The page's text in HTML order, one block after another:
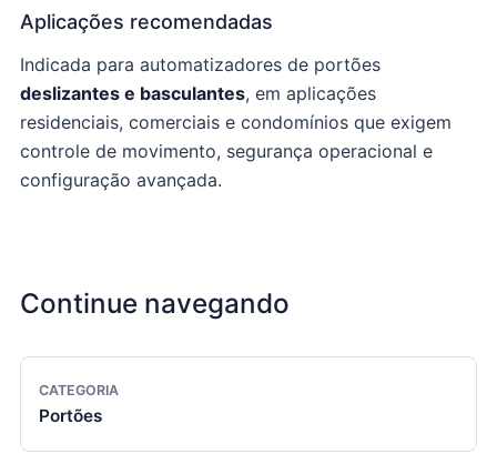
Aplicações recomendadas
Indicada para automatizadores de portões
deslizantes e basculantes, em aplicações
residenciais, comerciais e condomínios que exigem
controle de movimento, segurança operacional e
configuração avançada.
Continue navegando
CATEGORIA
Portões